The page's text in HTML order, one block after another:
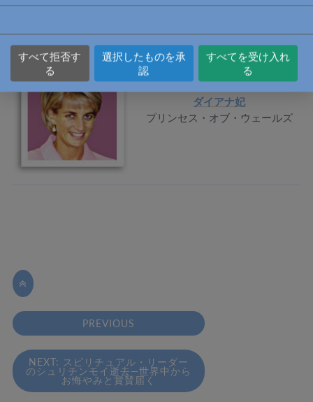
ダイアナ妃
プリンセス・オブ・ウェールズ

PREVIOUS
NEXT: スピリチュアル・リーダー
のシュリチンモイ逝去―世界中から
お悔やみと賞賛届く
すべて拒否す
る
選択したものを承
認
すべてを受け入れ
る